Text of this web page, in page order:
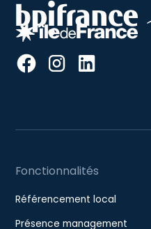
Fonctionnalités
Référencement local
Présence management